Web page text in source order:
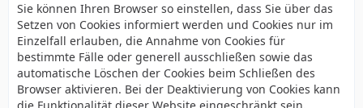
Sie können Ihren Browser so einstellen, dass Sie über das
Setzen von Cookies informiert werden und Cookies nur im
Einzelfall erlauben, die Annahme von Cookies für
bestimmte Fälle oder generell ausschließen sowie das
automatische Löschen der Cookies beim Schließen des
Browser aktivieren. Bei der Deaktivierung von Cookies kann